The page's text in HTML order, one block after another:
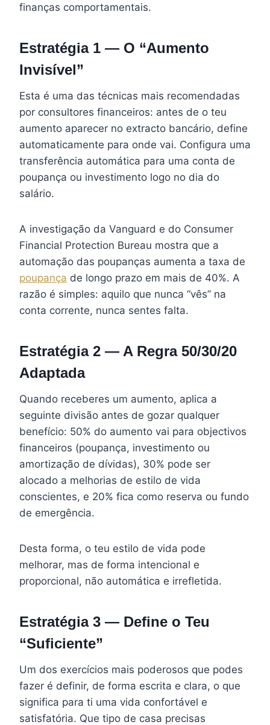
finanças comportamentais.
Estratégia 1 — O “Aumento
Invisível”
Esta é uma das técnicas mais recomendadas
por consultores financeiros: antes de o teu
aumento aparecer no extracto bancário, define
automaticamente para onde vai. Configura uma
transferência automática para uma conta de
poupança ou investimento logo no dia do
salário.
A investigação da Vanguard e do Consumer
Financial Protection Bureau mostra que a
automação das poupanças aumenta a taxa de
poupança de longo prazo em mais de 40%. A
razão é simples: aquilo que nunca “vês” na
conta corrente, nunca sentes falta.
Estratégia 2 — A Regra 50/30/20
Adaptada
Quando receberes um aumento, aplica a
seguinte divisão antes de gozar qualquer
benefício: 50% do aumento vai para objectivos
financeiros (poupança, investimento ou
amortização de dívidas), 30% pode ser
alocado a melhorias de estilo de vida
conscientes, e 20% fica como reserva ou fundo
de emergência.
Desta forma, o teu estilo de vida pode
melhorar, mas de forma intencional e
proporcional, não automática e irrefletida.
Estratégia 3 — Define o Teu
“Suficiente”
Um dos exercícios mais poderosos que podes
fazer é definir, de forma escrita e clara, o que
significa para ti uma vida confortável e
satisfatória. Que tipo de casa precisas